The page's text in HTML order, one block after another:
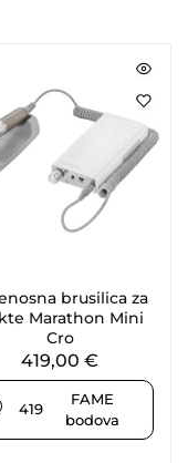
brusilica za
Marathon Mini
Cro
419,00€
419
FAME
bodova